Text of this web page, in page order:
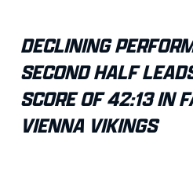
DECLINING
SECOND HALF
SCORE OF 42:13 IN
VIENNA VIKINGS